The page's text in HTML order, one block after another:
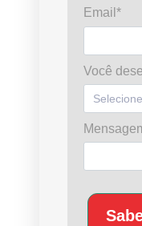
Email*
Você